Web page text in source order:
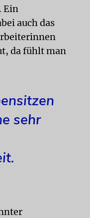
Ein
auch das
da fühlt man
sehr